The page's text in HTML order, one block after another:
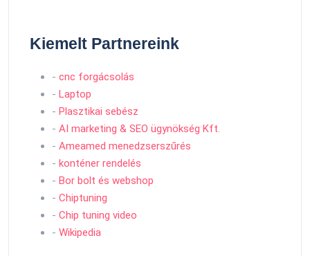
Kiemelt Partnereink
- cnc forgácsolás
- Laptop
- Plasztikai sebész
- AI marketing & SEO ügynökség Kft.
- Ameamed menedzserszűrés
- konténer rendelés
- Bor bolt és webshop
- Chiptuning
- Chip tuning video
- Wikipedia